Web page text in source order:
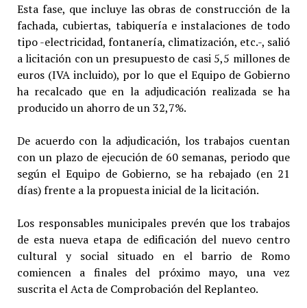
Esta fase, que incluye las obras de construcción de la
fachada, cubiertas, tabiquería e instalaciones de todo
tipo -electricidad, fontanería, climatización, etc.-, salió
a licitación con un presupuesto de casi 5,5 millones de
euros (IVA incluido), por lo que el Equipo de Gobierno
ha recalcado que en la adjudicación realizada se ha
producido un ahorro de un 32,7%.
De acuerdo con la adjudicación, los trabajos cuentan
con un plazo de ejecución de 60 semanas, periodo que
según el Equipo de Gobierno, se ha rebajado (en 21
días) frente a la propuesta inicial de la licitación.
Los responsables municipales prevén que los trabajos
de esta nueva etapa de edificación del nuevo centro
cultural y social situado en el barrio de Romo
comiencen a finales del próximo mayo, una vez
suscrita el Acta de Comprobación del Replanteo.